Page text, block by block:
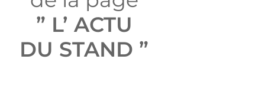
” L’ ACTU
DU STAND ”